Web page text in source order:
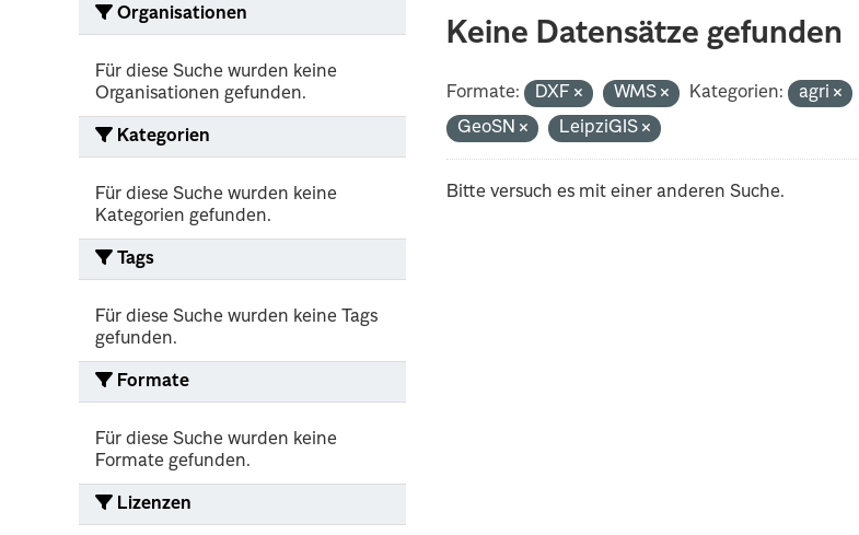
Organisationen
Für diese Suche wurden keine
Organisationen gefunden.
Kategorien
Für diese Suche wurden keine
Kategorien gefunden.
Tags
Für diese Suche wurden keine Tags
gefunden.
Formate
Für diese Suche wurden keine
Formate gefunden.
Lizenzen
Keine Datensätze gefunden
Formate: DXF WMS Kategorien: agri
GeoSN
LeipziGIS
Bitte versuch es mit einer anderen Suche.